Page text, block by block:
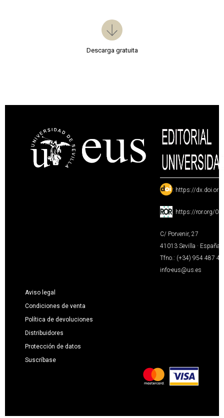
Descarga gratuita
: https://
: https://ror.org/
C/ Porvenir, 27
41013 Sevilla · España
Tfno.: (+34) 954 487
info-eus@us.es
Aviso legal
Condiciones de venta
Política de devoluciones
Distribuidores
Protección de datos
Suscríbase